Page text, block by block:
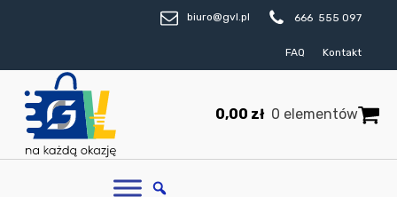
biuro@gvl.pl 666 555 097
FAQ Kontakt
0,00 zł 0 elementów